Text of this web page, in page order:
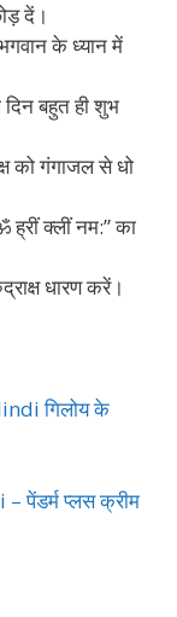
दें।
के ध्यान में
दिन बहुत ही शुभ
को गंगाजल से धो
ह्रीं क्लीं नम:” का
धारण करें।
गिलोय के
पेंडर्म प्लस क्रीम